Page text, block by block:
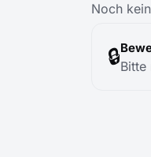
Noch
🔒Bitte